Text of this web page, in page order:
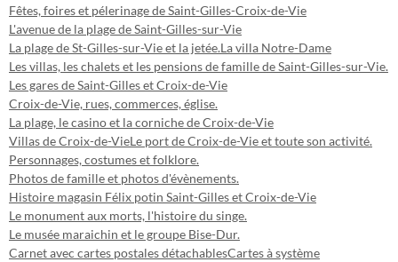
Fêtes, foires et pélerinage de Saint-Gilles-Croix-de-Vie
L'avenue de la plage de Saint-Gilles-sur-Vie
La plage de St-Gilles-sur-Vie et la jetée.La villa Notre-Dame
Les villas, les chalets et les pensions de famille de Saint-Gilles-sur-Vie.
Les gares de Saint-Gilles et Croix-de-Vie
Croix-de-Vie, rues, commerces, église.
La plage, le casino et la corniche de Croix-de-Vie
Villas de Croix-de-VieLe port de Croix-de-Vie et toute son activité.
Personnages, costumes et folklore.
Photos de famille et photos d'évènements.
Histoire magasin Félix potin Saint-Gilles et Croix-de-Vie
Le monument aux morts, l'histoire du singe.
Le musée maraichin et le groupe Bise-Dur.
Carnet avec cartes postales détachablesCartes à système